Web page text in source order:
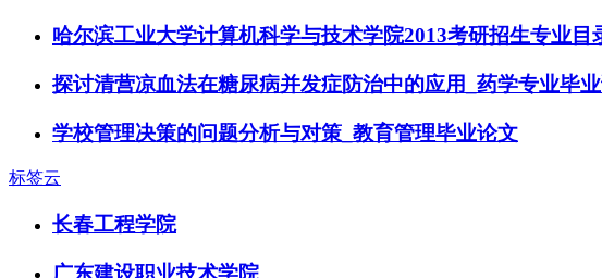
哈尔滨工业大学计算机科学与技术学院2013考研招生专业目
探讨清营凉血法在糖尿病并发症防治中的应用_药学专业毕
学校管理决策的问题分析与对策_教育管理毕业论文
标签云
长春工程学院
广东建设职业技术学院